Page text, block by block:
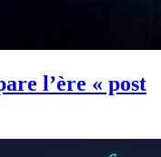
l’ère « post